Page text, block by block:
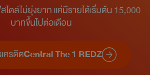
ตล์ไม่ยุ่งยาก แค่มีรายได้เริ่มต้น 15,000
บาทขึ้นไปต่อเดือน​
ครดิตCentral The 1 REDZ